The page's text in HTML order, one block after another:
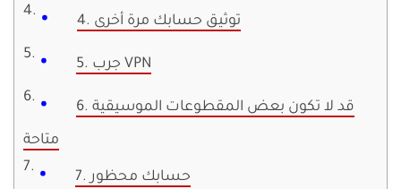
4. توثيق حسابك مرة أخرى
5. جرب VPN
6. قد لا تكون بعض المقطوعات الموسيقية
متاحة
7. حسابك محظور